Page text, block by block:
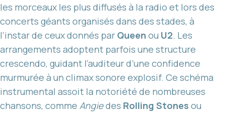
les morceaux les plus diffusés à la radio et lors des
concerts géants organisés dans des stades, à
l’instar de ceux donnés par Queen ou U2. Les
arrangements adoptent parfois une structure
crescendo, guidant l’auditeur d’une confidence
murmurée à un climax sonore explosif. Ce schéma
instrumental assoit la notoriété de nombreuses
chansons, comme Angiedes Rolling Stones ou